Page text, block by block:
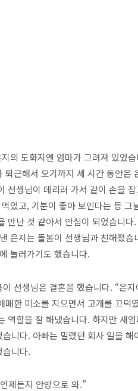
의 도화지엔 엄마가 그려져 있었
퇴근해서 오기까지 세 시간 동안은
선생님이 데리러 가서 같이 손을
었고, 기분이 좋아 보인다는 등
만난 것 같아서 안심이 되었습니
은지는 돌봄이 선생님과 친해졌
놀러가기도 했습니다.
선생님은 결혼을 했습니다. “은
매한 미소를 지으면서 고개를 끄덕
역할을 잘 해냈습니다. 하지만 새
니다. 아빠는 밀렸던 회사 일을
습니다.
제든지 안방으로 와.”